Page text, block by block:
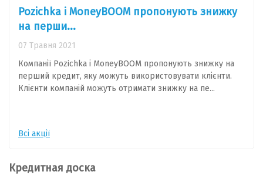
Pozichka і MoneyBOOM пропонують знижку
на перши...
07 Травня 2021
Компанії Pozichka і MoneyBOOM пропонують знижку на
перший кредит, яку можуть використовувати клієнти.
Клієнти компаній можуть отримати знижку на пе...
Всі акції
Кредитная доска